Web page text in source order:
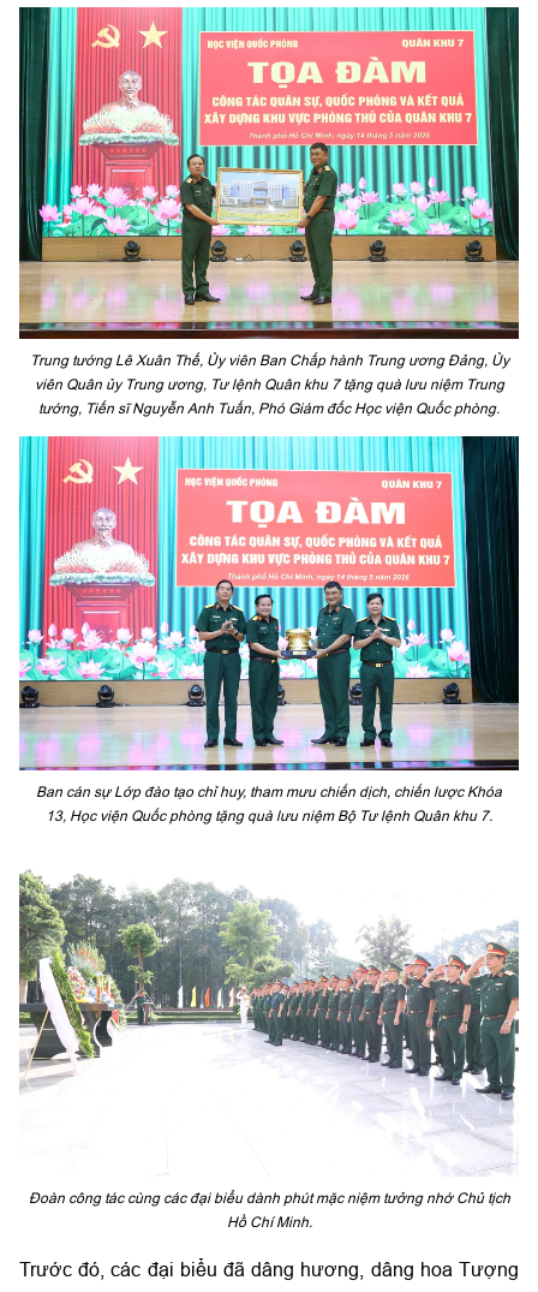
Trung tướng Lê Xuân Thế, Ủy viên Ban Chấp hành Trung ương Đảng, Ủy
viên Quân ủy Trung ương, Tư lệnh Quân khu 7 tặng quà lưu niệm Trung
tướng, Tiến sĩ Nguyễn Anh Tuấn, Phó Giám đốc Học viện Quốc phòng.
Ban cán sự Lớp đào tạo chỉ huy, tham mưu chiến dịch, chiến lược Khóa
13, Học viện Quốc phòng tặng quà lưu niệm Bộ Tư lệnh Quân khu 7.
Đoàn công tác cùng các đại biểu dành phút mặc niệm tưởng nhớ Chủ tịch
Hồ Chí Minh.
Trước đó, các đại biểu đã dâng hương, dâng hoa Tượng